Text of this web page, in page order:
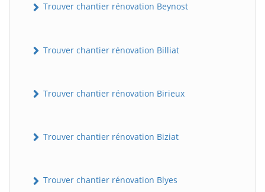
Trouver chantier rénovation Beynost
Trouver chantier rénovation Billiat
Trouver chantier rénovation Birieux
Trouver chantier rénovation Biziat
Trouver chantier rénovation Blyes